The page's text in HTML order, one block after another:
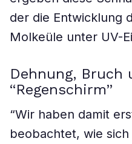
der die Entwicklung
Molkeüle unter UV-
Dehnung, Bruch
“Regenschirm”
“Wir haben damit
beobachtet, wie